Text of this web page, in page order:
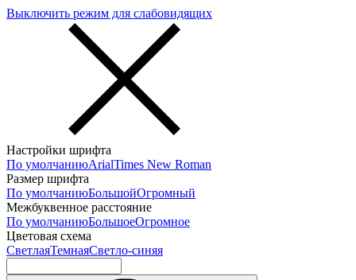
Выключить режим для слабовидящих
Настройки шрифта
По умолчаниюArialTimes New Roman
Размер шрифта
По умолчаниюБольшойОгромный
Межбуквенное расстояние
По умолчаниюБольшоеОгромное
Цветовая схема
СветлаяТемнаяСветло-синяя